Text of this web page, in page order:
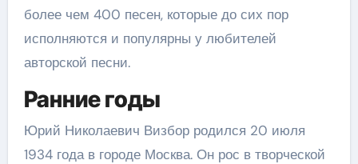
более чем 400 песен, которые до сих пор
исполняются и популярны у любителей
авторской песни.
Ранние годы
Юрий Николаевич Визбор родился 20 июля
1934 года в городе Москва. Он рос в творческой